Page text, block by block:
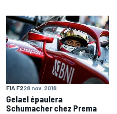
FIA F228 nov. 2018
Gelael épaulera
Schumacher chez Prema